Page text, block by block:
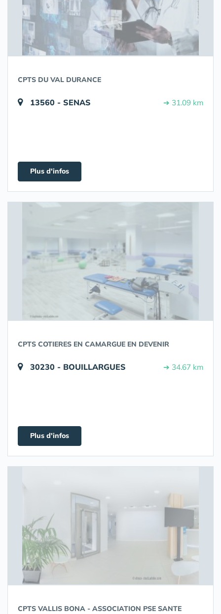
CPTS DU VAL DURANCE
13560 - SENAS ➔ 31.09 km
Plus d'infos
CPTS COTIERES EN CAMARGUE EN DEVENIR
30230 - BOUILLARGUES ➔ 34.67 km
Plus d'infos
CPTS VALLIS BONA - ASSOCIATION PSE SANTE